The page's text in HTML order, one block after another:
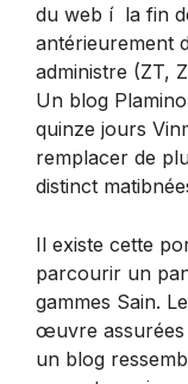
du web í la fin
antérieurement
administre (ZT,
Un blog
quinze jours
remplacer de
distinct
Il existe cette
parcourir un
gammes Sain.
œuvre assurées
un blog